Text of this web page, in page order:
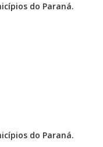
do Paraná.
do Paraná.